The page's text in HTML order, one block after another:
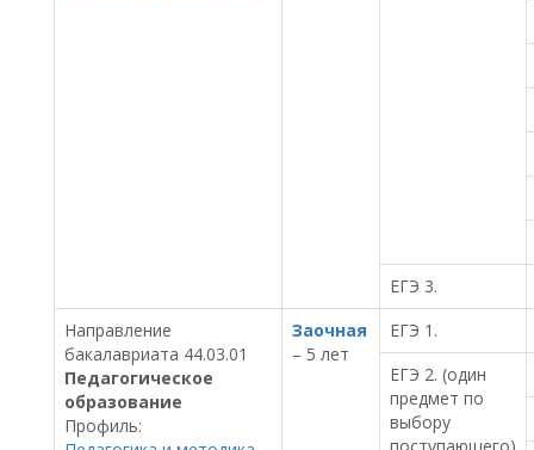
ЕГЭ 3.
Направление
бакалавриата 44.03.01
Педагогическое
образование
Профиль:
Заочная
– 5 лет
ЕГЭ 1.
ЕГЭ 2. (один
предмет по
выбору